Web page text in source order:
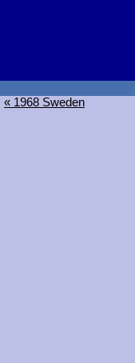
« 1968 Sweden